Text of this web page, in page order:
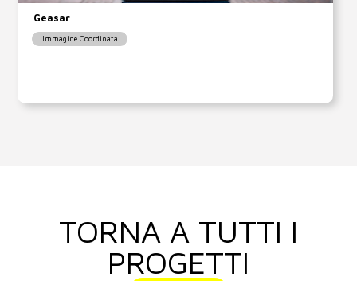
Geasar
Immagine Coordinata
TORNA A TUTTI I
PROGETTI